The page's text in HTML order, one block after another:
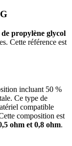
propylène glycol
Cette référence est
incluant 50 %
Ce type de
compatible
composition est
ohm et 0,8 ohm.